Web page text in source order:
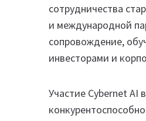
сотрудничества
и международной
сопровождение,
инвесторами и
Участие Cybernet AI